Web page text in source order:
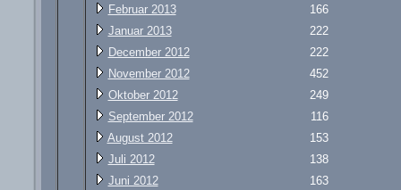
Februar 2013
166
Januar 2013
222
December 2012
222
November 2012
452
Oktober 2012
249
September 2012
116
August 2012
153
Juli 2012
138
Juni 2012
163